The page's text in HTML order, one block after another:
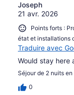
Joseph
21 avr. 2026
Points forts :
état et installations
Traduire avec
Would stay here
Séjour de 2 nuits
0